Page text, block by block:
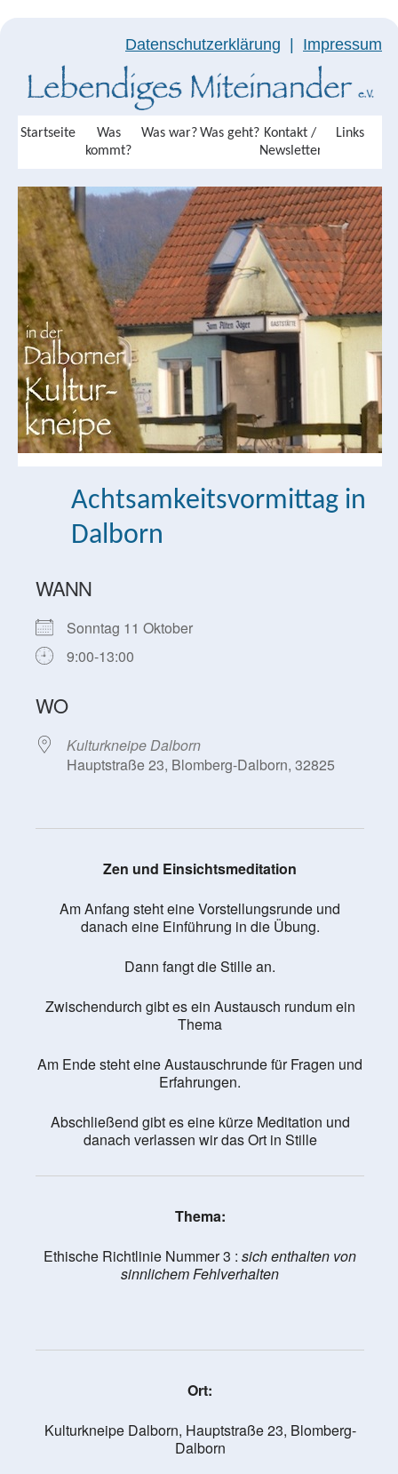
Datenschutzerklärung Impressum
Startseite
Was
kommt?
Was war? Was geht? Kontakt /
Newsletter
Links
Achtsamkeitsvormittag in
Dalborn
WANN
Sonntag 11 Oktober
9:00-13:00
WO
Kulturkneipe Dalborn
Hauptstraße 23, Blomberg-Dalborn, 32825
Zen und Einsichtsmeditation
Am Anfang steht eine Vorstellungsrunde und
danach eine Einführung in die Übung.
Dann fangt die Stille an.
Zwischendurch gibt es ein Austausch rundum ein
Thema
Am Ende steht eine Austauschrunde für Fragen und
Erfahrungen.
Abschließend gibt es eine kürze Meditation und
danach verlassen wir das Ort in Stille
Thema:
Ethische Richtlinie Nummer 3 : sich enthalten von
sinnlichem Fehlverhalten
Ort:
Kulturkneipe Dalborn, Hauptstraße 23, Blomberg-
Dalborn